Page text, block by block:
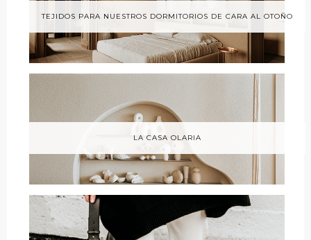
TEJIDOS PARA NUESTROS DORMITORIOS DE CARA AL OTOÑO
LA CASA OLARIA